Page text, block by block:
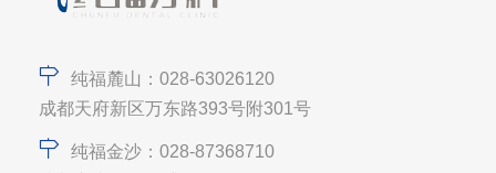
纯福麓山：028-63026120
成都天府新区万东路393号附301号
纯福金沙：028-87368710